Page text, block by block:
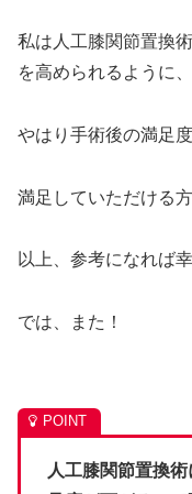
私は人工膝関節置換
を高められるように
やはり手術後の満足
満足していただける
以上、参考になれば
では、また！
人工膝関節置換